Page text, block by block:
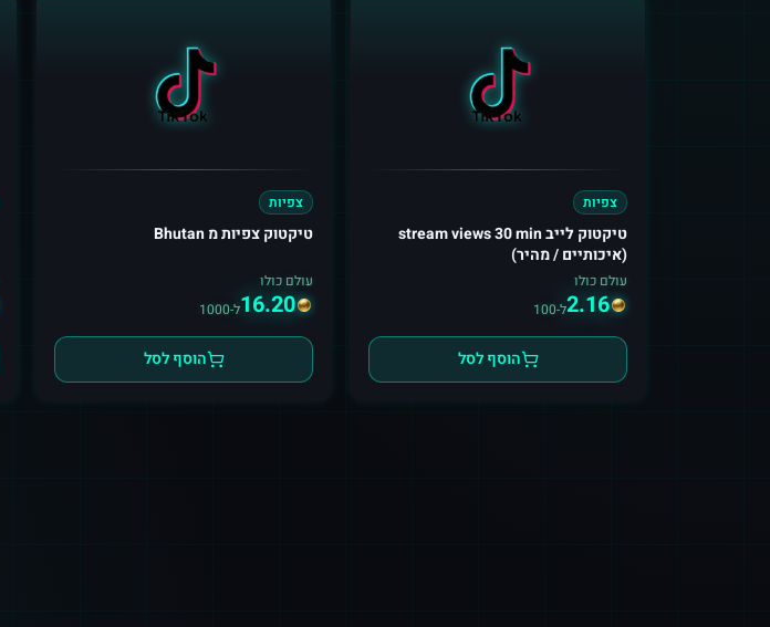
צפיות
טיקטוק לייב stream views 30 min
(איכותיים / מהיר)
עולם כולו
2.16ל-100
הוסף לסל
צפיות
טיקטוק צפיות מ Bhutan
עולם כולו
16.20ל-1000
הוסף לסל